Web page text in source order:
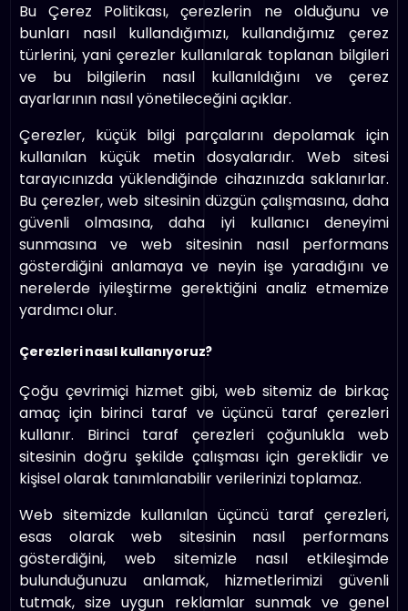
Bu Çerez Politikası, çerezlerin ne olduğunu ve
bunları nasıl kullandığımızı, kullandığımız çerez
türlerini, yani çerezler kullanılarak toplanan bilgileri
ve bu bilgilerin nasıl kullanıldığını ve çerez
ayarlarının nasıl yönetileceğini açıklar.
Çerezler, küçük bilgi parçalarını depolamak için
kullanılan küçük metin dosyalarıdır. Web sitesi
tarayıcınızda yüklendiğinde cihazınızda saklanırlar.
Bu çerezler, web sitesinin düzgün çalışmasına, daha
güvenli olmasına, daha iyi kullanıcı deneyimi
sunmasına ve web sitesinin nasıl performans
gösterdiğini anlamaya ve neyin işe yaradığını ve
nerelerde iyileştirme gerektiğini analiz etmemize
yardımcı olur.
Çerezleri nasıl kullanıyoruz?
Çoğu çevrimiçi hizmet gibi, web sitemiz de birkaç
amaç için birinci taraf ve üçüncü taraf çerezleri
kullanır. Birinci taraf çerezleri çoğunlukla web
sitesinin doğru şekilde çalışması için gereklidir ve
kişisel olarak tanımlanabilir verilerinizi toplamaz.
Web sitemizde kullanılan üçüncü taraf çerezleri,
esas olarak web sitesinin nasıl performans
gösterdiğini, web sitemizle nasıl etkileşimde
bulunduğunuzu anlamak, hizmetlerimizi güvenli
tutmak, size uygun reklamlar sunmak ve genel